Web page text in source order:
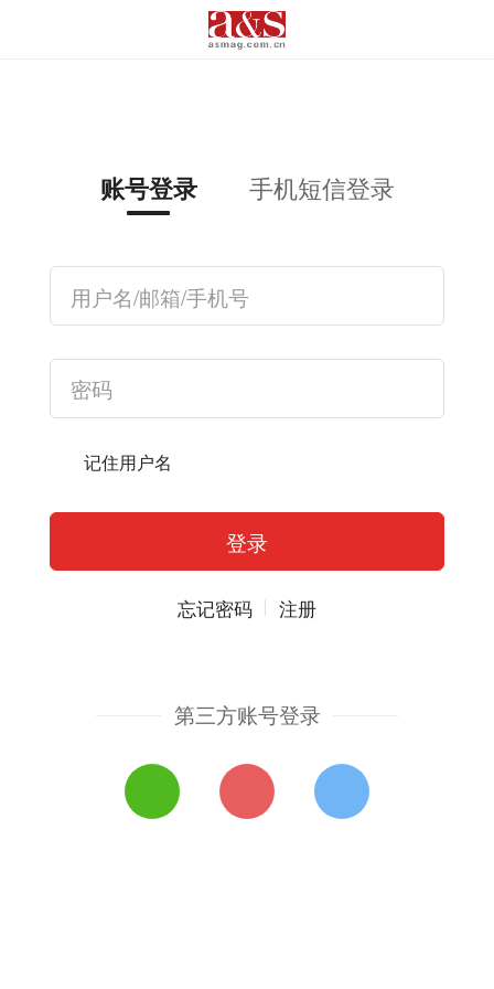
账号登录 手机短信登录
记住用户名
忘记密码 注册
第三方账号登录